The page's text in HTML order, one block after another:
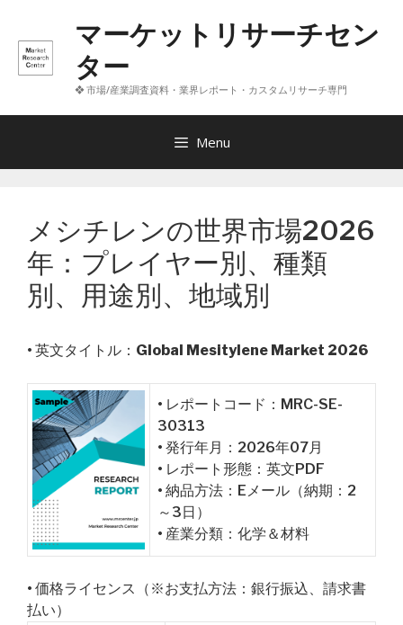
へ
マーケットリサーチセン
ター
❖ 市場/産業調査資料・業界レポート・カスタムリサーチ専門
Menu
メシチレンの世界市場2026
年：プレイヤー別、種類
別、用途別、地域別
• 英文タイトル： Global Mesitylene Market 2026
• レポートコード：MRC-SE-
30313
• 発行年月：2026年07月
• レポート形態：英文PDF
• 納品方法：Eメール（納期：2
～3日）
• 産業分類：化学＆材料
• 価格ライセンス（※お支払方法：銀行振込、請求書
払い）